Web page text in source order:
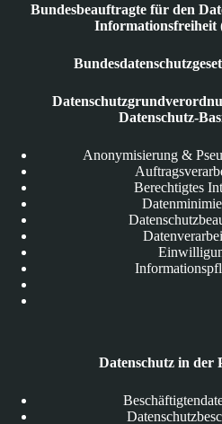
Bundesbeauftragte für den
Informationsfreiheit
Datenschutz-
Anonymisierung &
Berechtigtes
Datenschutz in der